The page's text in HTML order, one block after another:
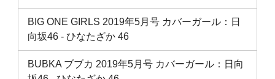
BIG ONE GIRLS 2019年5月号 カバーガール：日
向坂46 ‐ ひなたざか 46
BUBKA ブブカ 2019年5月号 カバーガール：日向